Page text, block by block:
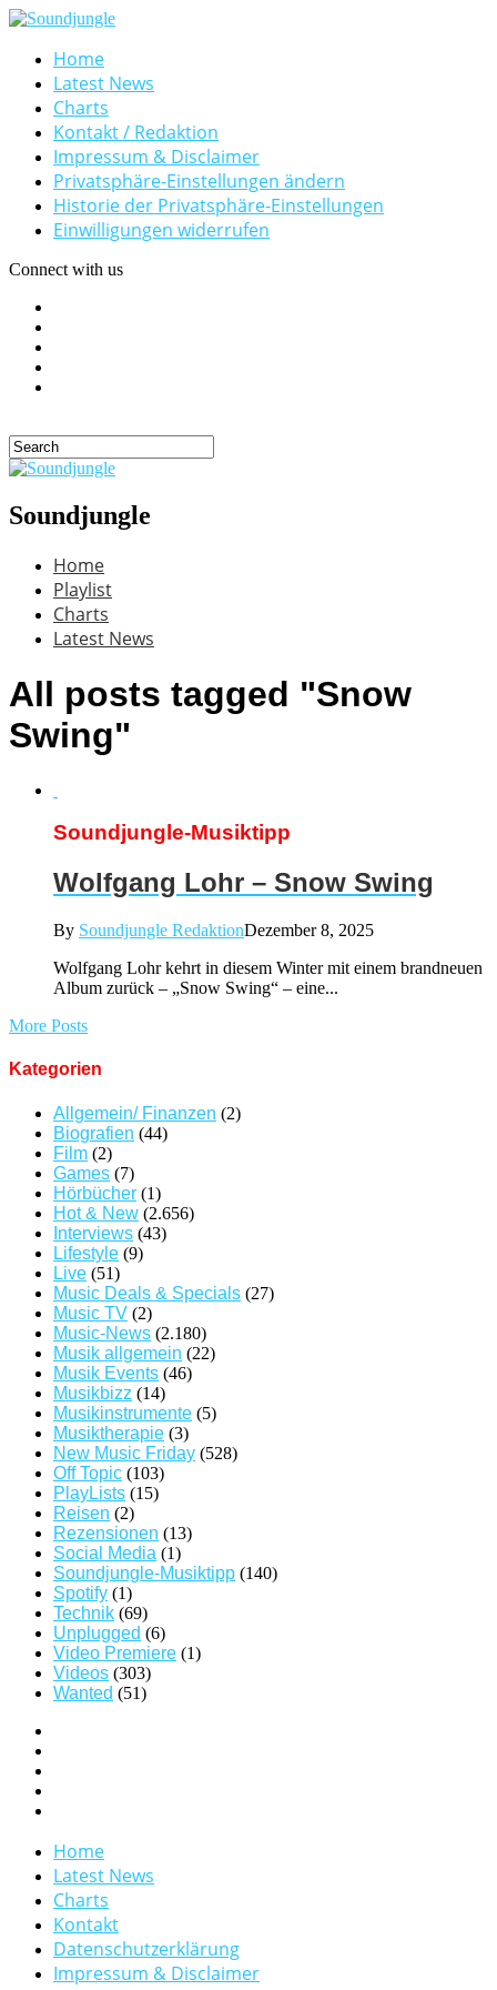
Home
Latest News
Charts
Kontakt / Redaktion
Impressum & Disclaimer
Privatsphäre-Einstellungen ändern
Historie der Privatsphäre-Einstellungen
Einwilligungen widerrufen
Connect with us
Soundjungle
Home
Playlist
Charts
Latest News
All posts tagged "Snow
Swing"
Soundjungle-Musiktipp
Wolfgang Lohr – Snow Swing
By Soundjungle RedaktionDezember 8, 2025
Wolfgang Lohr kehrt in diesem Winter mit einem brandneuen
Album zurück – „Snow Swing“ – eine...
More Posts
Kategorien
Allgemein/ Finanzen (2)
Biografien (44)
Film (2)
Games (7)
Hörbücher (1)
Hot & New (2.656)
Interviews (43)
Lifestyle (9)
Live (51)
Music Deals & Specials (27)
Music TV (2)
Music-News (2.180)
Musik allgemein (22)
Musik Events (46)
Musikbizz (14)
Musikinstrumente (5)
Musiktherapie (3)
New Music Friday (528)
Off Topic (103)
PlayLists (15)
Reisen (2)
Rezensionen (13)
Social Media (1)
Soundjungle-Musiktipp (140)
Spotify (1)
Technik (69)
Unplugged (6)
Video Premiere (1)
Videos (303)
Wanted (51)
Home
Latest News
Charts
Kontakt
Datenschutzerklärung
Impressum & Disclaimer